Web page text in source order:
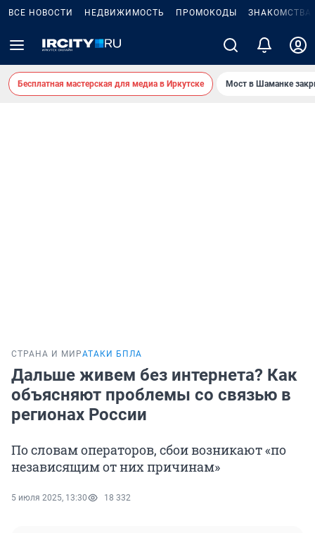
ВСЕ НОВОСТИ НЕДВИЖИМОСТЬ ПРОМОКОДЫ ЗНАКОМСТВА
Бесплатная мастерская для медиа в Иркутске Мост в Шаманке
СТРАНА И МИРАТАКИ БПЛА
Дальше живем без интернета? Как
объясняют проблемы со связью в
регионах России
По словам операторов, сбои возникают «по
независящим от них причинам»
5 июля 2025, 13:30 18 332